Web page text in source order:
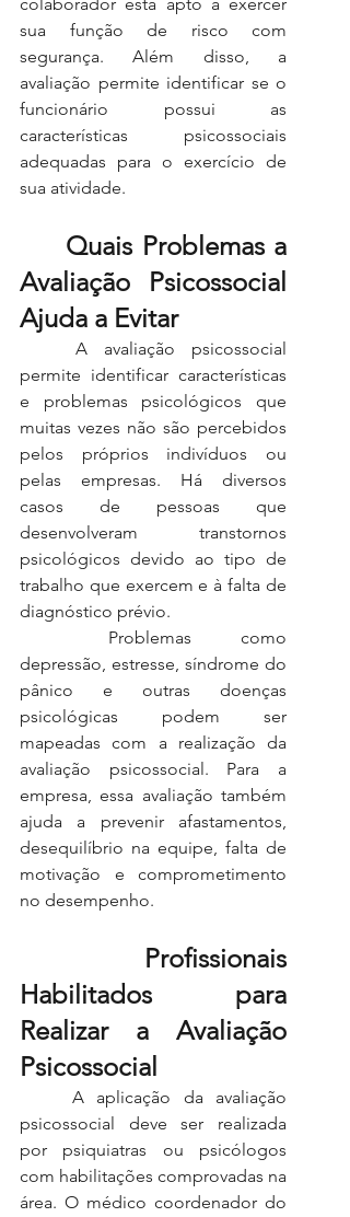
sua função de risco com
segurança. Além disso, a
avaliação permite identificar se o
funcionário possui as
características psicossociais
adequadas para o exercício de
sua atividade.
Avaliação Psicossocial
Ajuda a Evitar
permite identificar características
e problemas psicológicos que
muitas vezes não são percebidos
pelos próprios indivíduos ou
pelas empresas. Há diversos
casos de pessoas que
desenvolveram transtornos
psicológicos devido ao tipo de
trabalho que exercem e à falta de
diagnóstico prévio.
depressão, estresse, síndrome do
pânico e outras doenças
psicológicas podem ser
mapeadas com a realização da
avaliação psicossocial. Para a
empresa, essa avaliação também
ajuda a prevenir afastamentos,
desequilíbrio na equipe, falta de
motivação e comprometimento
no desempenho.
Habilitados para
Realizar a Avaliação
Psicossocial
psicossocial deve ser realizada
por psiquiatras ou psicólogos
com habilitações comprovadas na
área. O médico coordenador do